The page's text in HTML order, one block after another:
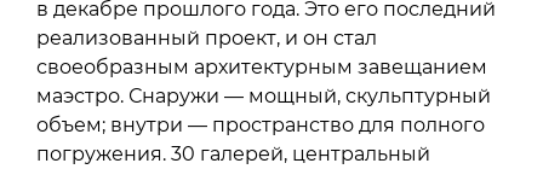
в декабре прошлого года. Это его последний
реализованный проект, и он стал
своеобразным архитектурным завещанием
маэстро. Снаружи — мощный, скульптурный
объем; внутри — пространство для полного
погружения. 30 галерей, центральный